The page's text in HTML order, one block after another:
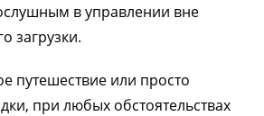
в управлении вне
загрузки.
путешествие или просто
при любых обстоятельствах